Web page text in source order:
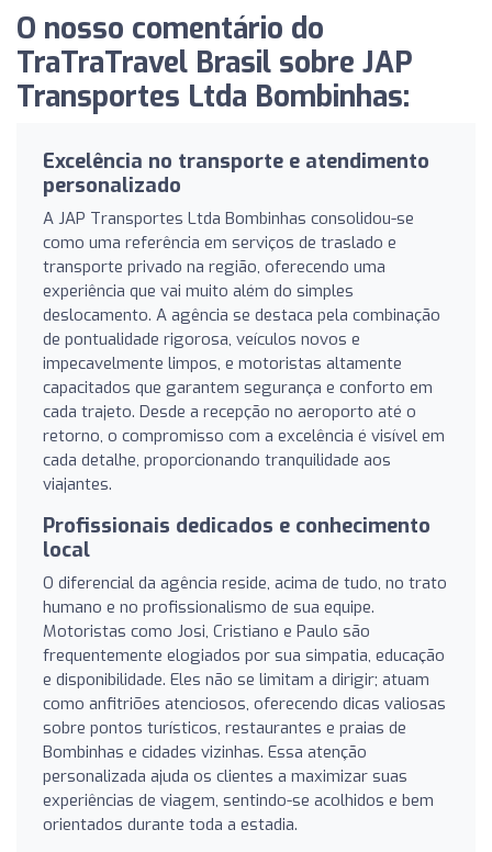
O nosso comentário do
TraTraTravel Brasil sobre JAP
Transportes Ltda Bombinhas:
Excelência no transporte e atendimento
personalizado
A JAP Transportes Ltda Bombinhas consolidou-se
como uma referência em serviços de traslado e
transporte privado na região, oferecendo uma
experiência que vai muito além do simples
deslocamento. A agência se destaca pela combinação
de pontualidade rigorosa, veículos novos e
impecavelmente limpos, e motoristas altamente
capacitados que garantem segurança e conforto em
cada trajeto. Desde a recepção no aeroporto até o
retorno, o compromisso com a excelência é visível em
cada detalhe, proporcionando tranquilidade aos
viajantes.
Profissionais dedicados e conhecimento
local
O diferencial da agência reside, acima de tudo, no trato
humano e no profissionalismo de sua equipe.
Motoristas como Josi, Cristiano e Paulo são
frequentemente elogiados por sua simpatia, educação
e disponibilidade. Eles não se limitam a dirigir; atuam
como anfitriões atenciosos, oferecendo dicas valiosas
sobre pontos turísticos, restaurantes e praias de
Bombinhas e cidades vizinhas. Essa atenção
personalizada ajuda os clientes a maximizar suas
experiências de viagem, sentindo-se acolhidos e bem
orientados durante toda a estadia.